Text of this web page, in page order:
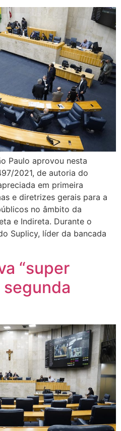
Paulo aprovou nesta
2021, de autoria do
em primeira
e diretrizes gerais para a
no âmbito da
e Indireta. Durante o
Suplicy, líder da bancada
“super
segunda